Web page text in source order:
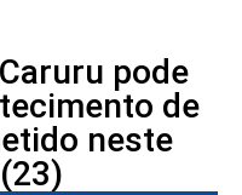
pode
de
neste